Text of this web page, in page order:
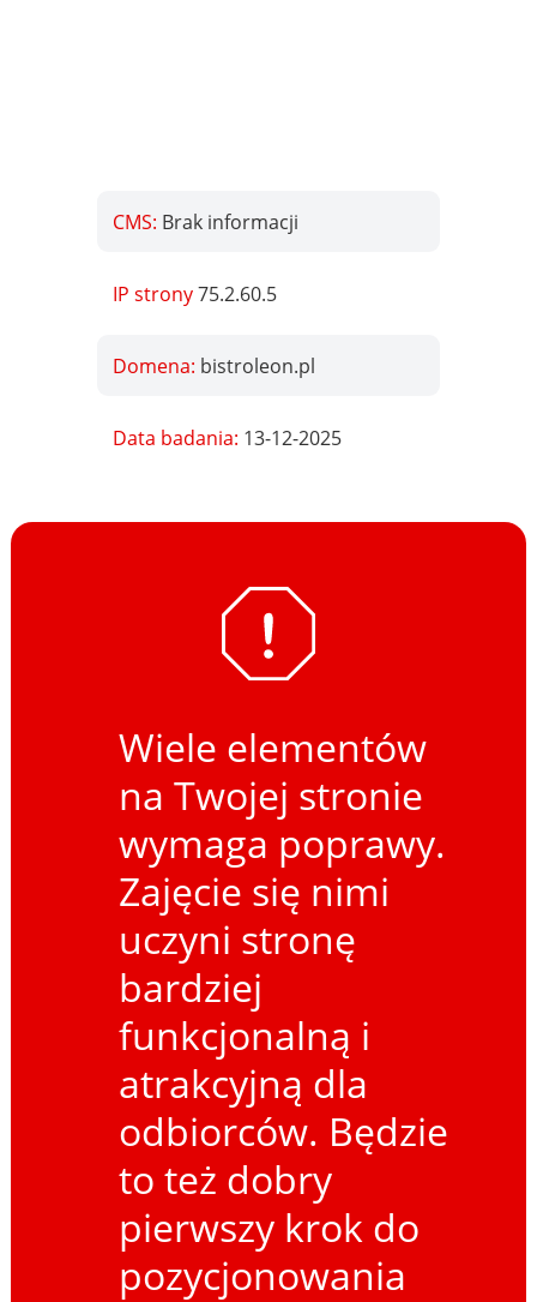
CMS: Brak informacji
IP strony75.2.60.5
Domena: bistroleon.pl
Data badania: 13-12-2025
Wiele elementów
na Twojej stronie
wymaga poprawy.
Zajęcie się nimi
uczyni stronę
bardziej
funkcjonalną i
atrakcyjną dla
odbiorców. Będzie
to też dobry
pierwszy krok do
pozycjonowania